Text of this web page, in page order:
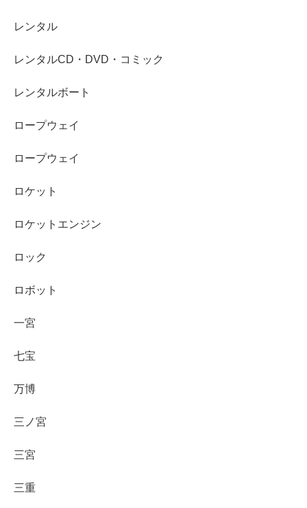
レンタル
レンタルCD・DVD・コミック
レンタルボート
ロープウェイ
ロープウェイ
ロケット
ロケットエンジン
ロック
ロボット
一宮
七宝
万博
三ノ宮
三宮
三重